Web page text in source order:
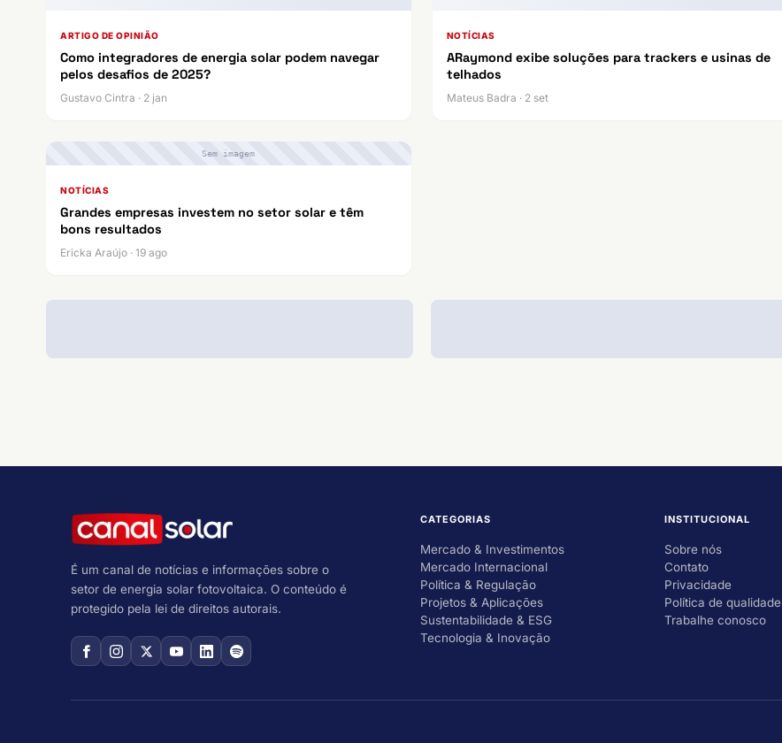
ARTIGO DE OPINIÃO
Como integradores de energia solar podem navegar
pelos desafios de 2025?
Gustavo Cintra · 2 jan
NOTÍCIAS
ARaymond exibe soluções para trackers e usinas de
telhados
Mateus Badra · 2 set
Sem imagem
NOTÍCIAS
Grandes empresas investem no setor solar e têm
bons resultados
Ericka Araújo · 19 ago
É um canal de notícias e informações sobre o
setor de energia solar fotovoltaica. O conteúdo é
protegido pela lei de direitos autorais.
CATEGORIAS
Mercado & Investimentos
Mercado Internacional
Política & Regulação
Projetos & Aplicações
Sustentabilidade & ESG
Tecnologia & Inovação
INSTITUCIONAL
Sobre nós
Contato
Privacidade
Política de qualidade
Trabalhe conosco